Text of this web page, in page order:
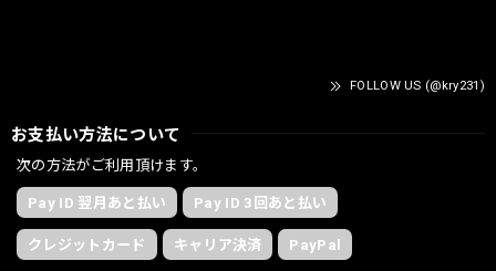
FOLLOW US (@kry231)
お支払い方法について
次の方法がご利用頂けます。
Pay ID 翌月あと払い Pay ID 3回あと払い
クレジットカード キャリア決済 PayPal